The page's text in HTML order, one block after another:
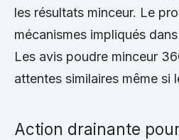
les résultats minceur. Le
mécanismes impliqués
Les avis poudre minceur
attentes similaires même si
Action drainante